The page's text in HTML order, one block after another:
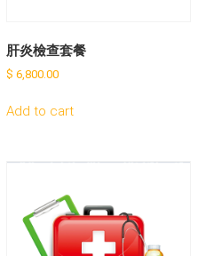
肝炎檢查套餐
$ 6,800.00
Add to cart